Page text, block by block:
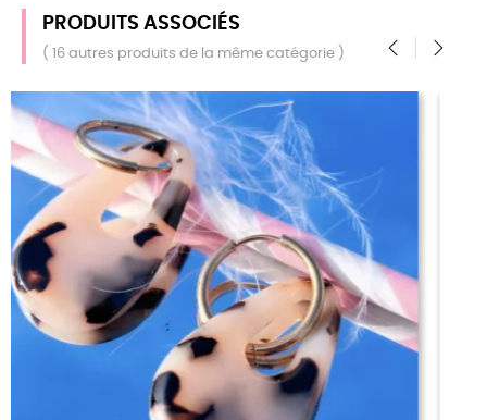
PRODUITS ASSOCIÉS
( 16 autres produits de la même catégorie )
‹